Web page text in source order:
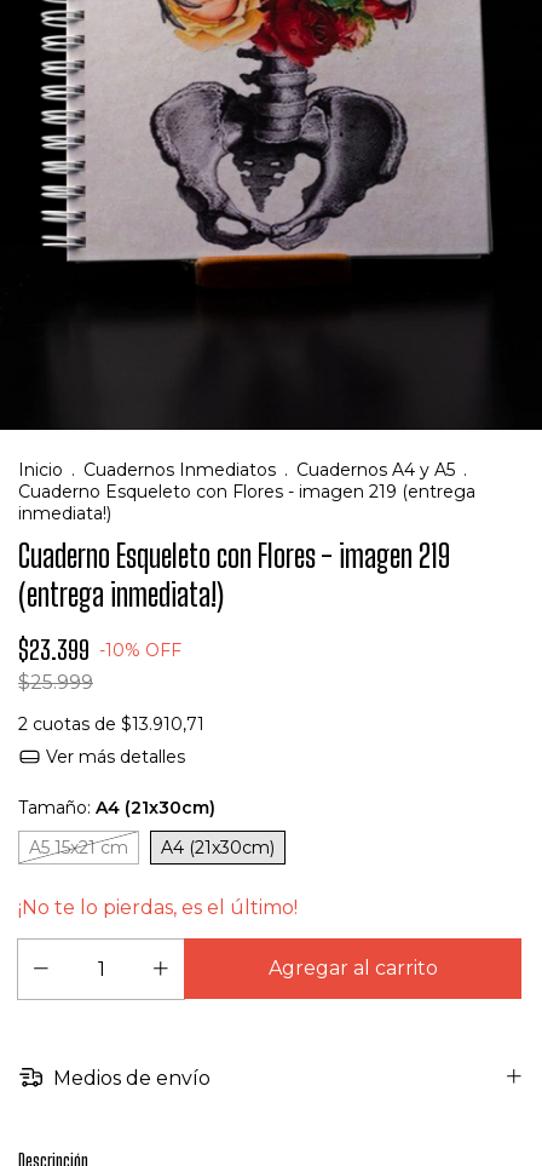
Inicio . Cuadernos Inmediatos . Cuadernos A4 y A5 .
Cuaderno Esqueleto con Flores - imagen 219 (entrega
inmediata!)
Cuaderno Esqueleto con Flores - imagen 219
(entrega inmediata!)
$23.399 -10% OFF
$25.999
2 cuotas de $13.910,71
Ver más detalles
Tamaño: A4 (21x30cm)
A5 15x21 cm
A4 (21x30cm)
¡No te lo pierdas, es el último!
Medios de envío
Descripción